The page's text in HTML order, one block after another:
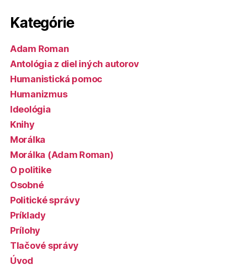
Kategórie
Adam Roman
Antológia z diel iných autorov
Humanistická pomoc
Humanizmus
Ideológia
Knihy
Morálka
Morálka (Adam Roman)
O politike
Osobné
Politické správy
Príklady
Prílohy
Tlačové správy
Úvod